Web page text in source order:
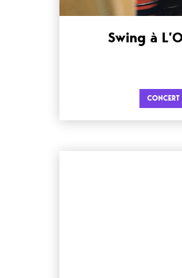
Swing à
CONCERT